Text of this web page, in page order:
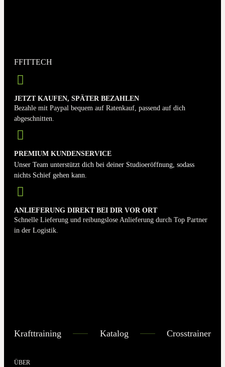
FFITTECH
JETZT KAUFEN, SPÄTER BEZAHLEN
Bezahle mit Paypal bequem auf Ratenkauf, passend auf dich
abgeschnitten.
PREMIUM KUNDENSERVICE
Unser Team unterstützt dich bei deiner Studioeröffnung, sodass
nichts Schief gehen kann.
ANLIEFERUNG DIREKT BEI DIR VOR ORT
Schnelle Lieferung und reibungslose Anlieferung durch Top Partner
in der Logistik.
Krafttraining Katalog Crosstrainer
ÜBER